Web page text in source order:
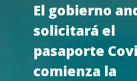
El gobierno
solicitará el
pasaporte
comienza la